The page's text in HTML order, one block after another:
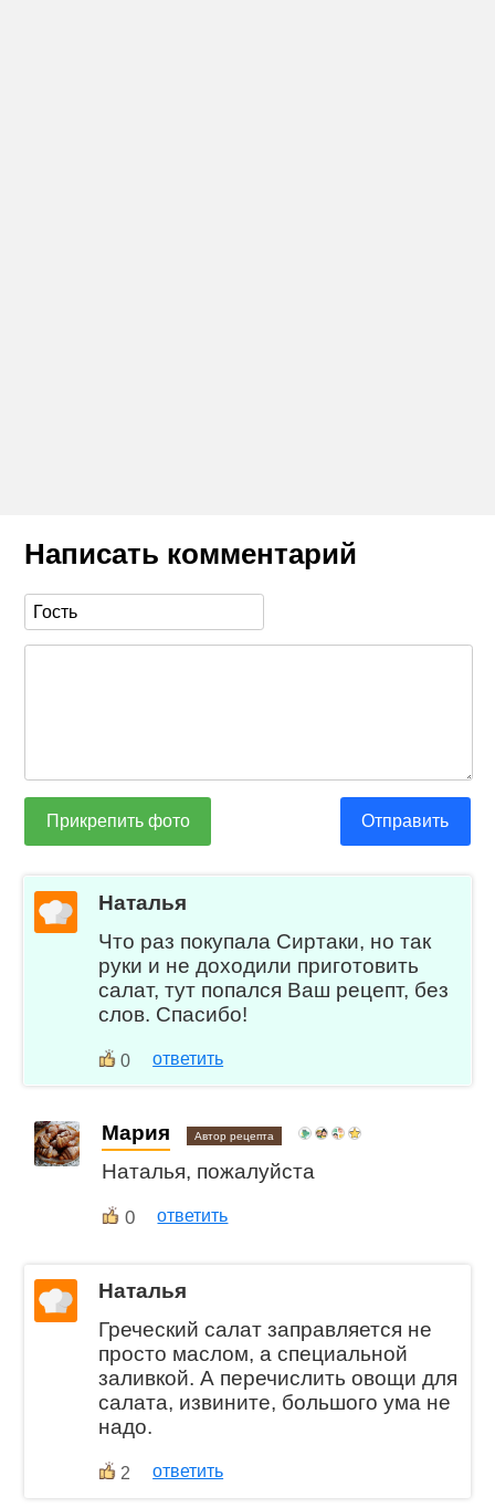
Написать комментарий
Прикрепить фото Отправить
Наталья
Что раз покупала Сиртаки, но так
руки и не доходили приготовить
салат, тут попался Ваш рецепт, без
слов. Спасибо!
0 ответить
Мария Автор рецепта
Наталья, пожалуйста
0 ответить
Наталья
Греческий салат заправляется не
просто маслом, а специальной
заливкой. А перечислить овощи для
салата, извините, большого ума не
надо.
2 ответить